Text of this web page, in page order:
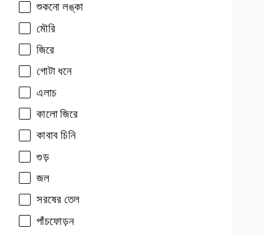
শুকনো লঙ্কা
মৌরি
জিরে
গোটা ধনে
এলাচ
কালো জিরে
কাবাব চিনি
গুড়
জল
সরষের তেল
পাঁচফোড়ন